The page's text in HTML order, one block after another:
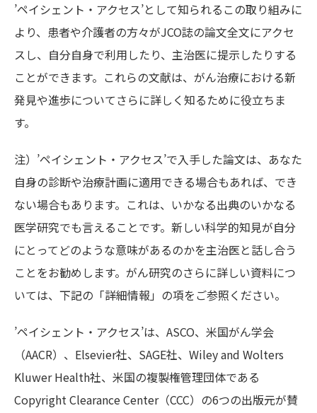
’ペイシェント・アクセス’として知られるこの取り組みに
より、患者や介護者の方々がJCO誌の論文全文にアクセ
スし、自分自身で利用したり、主治医に提示したりする
ことができます。これらの文献は、がん治療における新
発見や進歩についてさらに詳しく知るために役立ちま
す。
注）’ペイシェント・アクセス’で入手した論文は、あなた
自身の診断や治療計画に適用できる場合もあれば、でき
ない場合もあります。これは、いかなる出典のいかなる
医学研究でも言えることです。新しい科学的知見が自分
にとってどのような意味があるのかを主治医と話し合う
ことをお勧めします。がん研究のさらに詳しい資料につ
いては、下記の「詳細情報」の項をご参照ください。
’ペイシェント・アクセス’は、ASCO、米国がん学会
（AACR）、Elsevier社、SAGE社、Wiley and Wolters
Kluwer Health社、米国の複製権管理団体である
Copyright Clearance Center（CCC）の6つの出版元が賛